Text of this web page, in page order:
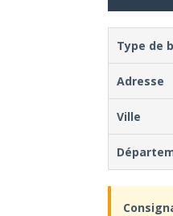
Type de
Adresse
Ville